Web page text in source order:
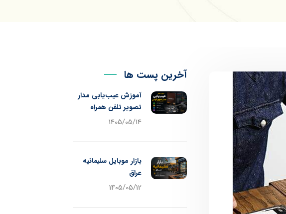
آخرین پست ها
آموزش عیب‌یابی مدار
تصویر تلفن همراه
1405/05/14
بازار موبایل سلیمانیه
عراق
1405/05/12